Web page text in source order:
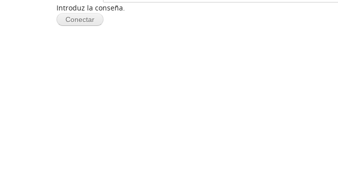
Introduz la conseña.